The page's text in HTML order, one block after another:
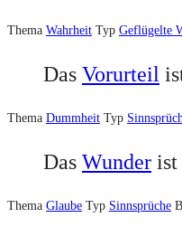
Thema Wahrheit Typ Geflügelte
Das Vorurteil
Thema Dummheit Typ
Das Wunder ist
Thema Glaube Typ Sinnsprüche